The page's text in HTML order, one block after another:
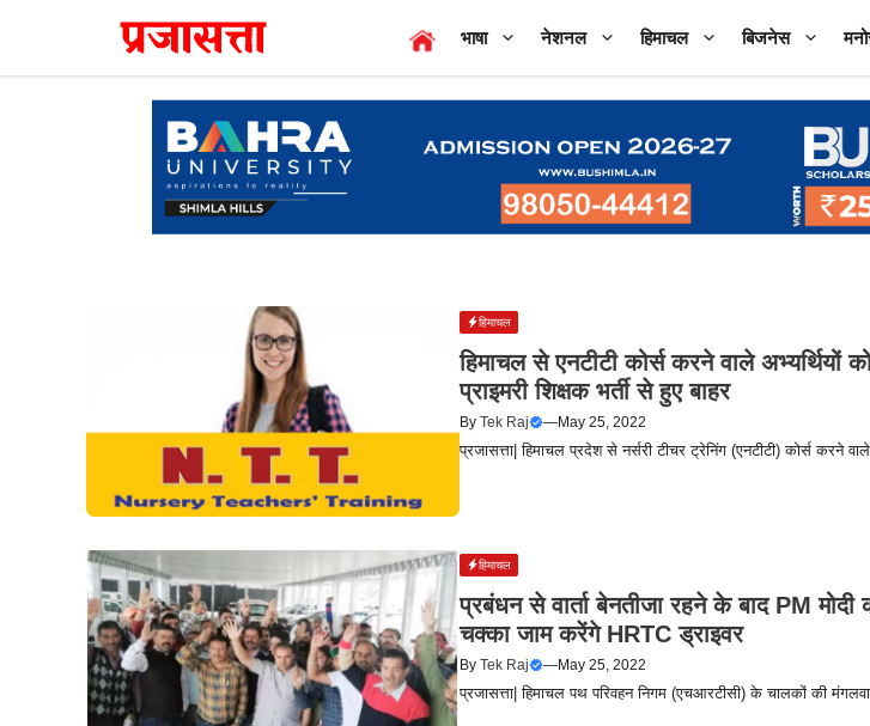
content
भाषा नेशनल हिमाचल बिजनेस
हिमाचल
हिमाचल से एनटीटी कोर्स करने वाले अभ्यर्थियों
प्राइमरी शिक्षक भर्ती से हुए बाहर
ByTek Raj —May 25, 2022
प्रजासत्ता| हिमाचल प्रदेश से नर्सरी टीचर ट्रेनिंग (एनटीटी) कोर्स करने
हिमाचल
प्रबंधन से वार्ता बेनतीजा रहने के बाद PM
चक्का जाम करेंगे HRTC ड्राइवर
ByTek Raj —May 25, 2022
प्रजासत्ता| हिमाचल पथ परिवहन निगम (एचआरटीसी) के चालकों की